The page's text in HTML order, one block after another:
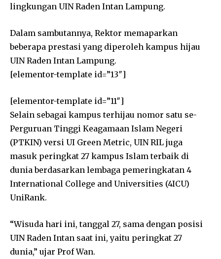
lingkungan UIN Raden Intan Lampung.
Dalam sambutannya, Rektor memaparkan
beberapa prestasi yang diperoleh kampus hijau
UIN Raden Intan Lampung.
[elementor-template id=”13″]
[elementor-template id=”11″]
Selain sebagai kampus terhijau nomor satu se-
Perguruan Tinggi Keagamaan Islam Negeri
(PTKIN) versi UI Green Metric, UIN RIL juga
masuk peringkat 27 kampus Islam terbaik di
dunia berdasarkan lembaga pemeringkatan 4
International College and Universities (4ICU)
UniRank.
“Wisuda hari ini, tanggal 27, sama dengan posisi
UIN Raden Intan saat ini, yaitu peringkat 27
dunia,” ujar Prof Wan.